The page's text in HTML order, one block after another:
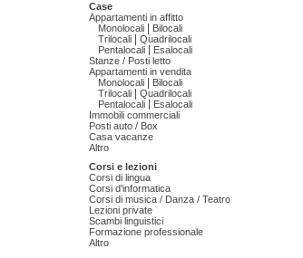
Case
Appartamenti in affitto
Monolocali
Bilocali
Trilocali
Quadrilocali
Pentalocali
Esalocali
Stanze / Posti letto
Appartamenti in vendita
Monolocali
Bilocali
Trilocali
Quadrilocali
Pentalocali
Esalocali
Immobili commerciali
Posti auto / Box
Casa vacanze
Altro
Corsi e lezioni
Corsi di lingua
Corsi d'informatica
Corsi di musica / Danza / Teatro
Lezioni private
Scambi linguistici
Formazione professionale
Altro